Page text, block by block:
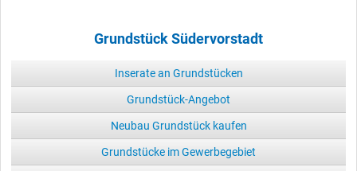
Grundstück Südervorstadt
Inserate an Grundstücken
Grundstück-Angebot
Neubau Grundstück kaufen
Grundstücke im Gewerbegebiet